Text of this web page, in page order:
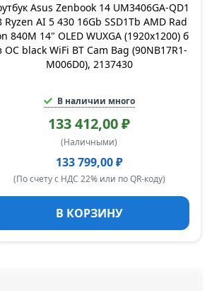
Asus Zenbook 14 UM3406GA-QD1
Ryzen AI 5 430 16Gb SSD1Tb AMD Rad
840M 14" OLED WUXGA (1920x1200) б
ОС black WiFi BT Cam Bag (90NB17R1-
M006D0), 2137430
В наличии много
133 412,00 ₽
(Наличными)
133 799,00 ₽
(По счету с НДС 22% или по QR-коду)
В КОРЗИНУ